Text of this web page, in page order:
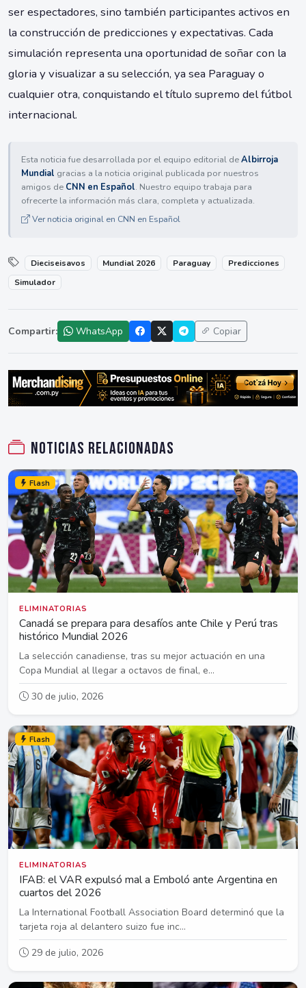
ser espectadores, sino también participantes activos en
la construcción de predicciones y expectativas. Cada
simulación representa una oportunidad de soñar con la
gloria y visualizar a su selección, ya sea Paraguay o
cualquier otra, conquistando el título supremo del fútbol
internacional.
Esta noticia fue desarrollada por el equipo editorial deAlbirroja
Mundial gracias a la noticia original publicada por nuestros
amigos de CNN en Español. Nuestro equipo trabaja para
ofrecerte la información más clara, completa y actualizada.
Ver noticia original en CNN en Español
Dieciseisavos Mundial 2026 Paraguay
Predicciones
Simulador
Compartir: WhatsApp Copiar
Noticias relacionadas
Flash
ELIMINATORIAS
Canadá se prepara para desafíos ante Chile y Perú tras
histórico Mundial 2026
La selección canadiense, tras su mejor actuación en una
Copa Mundial al llegar a octavos de final, e...
30 de julio, 2026
Flash
ELIMINATORIAS
IFAB: el VAR expulsó mal a Emboló ante Argentina en
cuartos del 2026
La International Football Association Board determinó que la
tarjeta roja al delantero suizo fue inc...
29 de julio, 2026